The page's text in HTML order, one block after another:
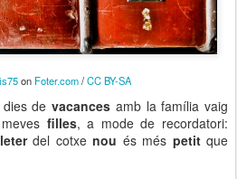
on Foter.com/CC BY-SA
dies devacances amb la família vaig
filles, a mode de recordatori:
del cotxenou és més petitque